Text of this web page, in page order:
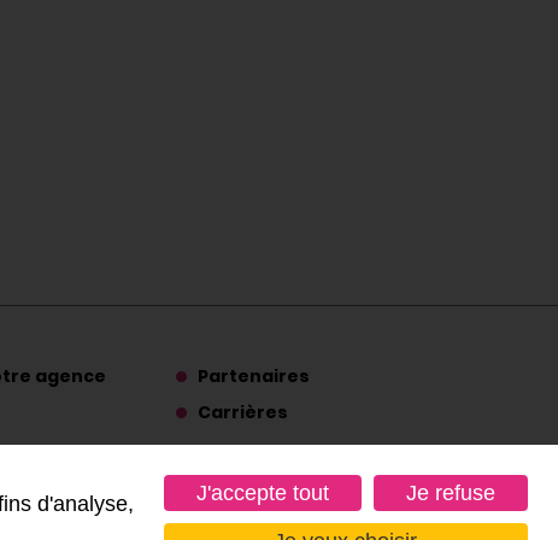
d'analyse,
J'accepte tout
Je refuse
agence
Partenaires
Carrières